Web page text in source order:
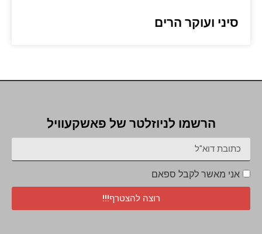
סיני ועוקר הרים
הרשמו לניוזלטר של פאשקעוויל
אני מאשר לקבל ספאם
רוצה להצטרף!!!